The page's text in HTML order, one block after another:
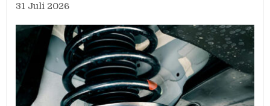
31 Juli 2026